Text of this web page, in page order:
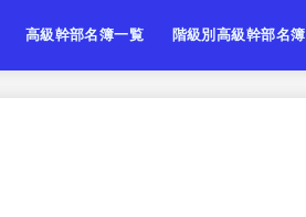
高級幹部名簿一覧 階級別高級幹部名簿